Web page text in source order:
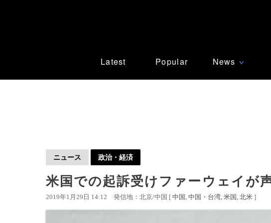
Latest Popular News ∨
ニュース 政治・経済
米国での起訴受けファーウェイが
2019年1月29日 14:12 発信地：北京/中国 [ 中国 中国・台湾 米国 北米 ]